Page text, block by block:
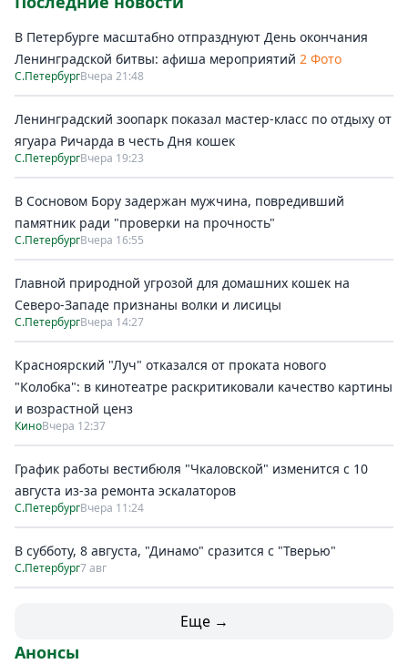
В Петербурге масштабно отпразднуют День окончания
Ленинградской битвы: афиша мероприятий 2 Фото
С.ПетербургВчера 21:48
Ленинградский зоопарк показал мастер-класс по отдыху от
ягуара Ричарда в честь Дня кошек
С.ПетербургВчера 19:23
В Сосновом Бору задержан мужчина, повредивший
памятник ради "проверки на прочность"
С.ПетербургВчера 16:55
Главной природной угрозой для домашних кошек на
Северо-Западе признаны волки и лисицы
С.ПетербургВчера 14:27
Красноярский "Луч" отказался от проката нового
"Колобка": в кинотеатре раскритиковали качество картины
и возрастной ценз
КиноВчера 12:37
График работы вестибюля "Чкаловской" изменится с 10
августа из-за ремонта эскалаторов
С.ПетербургВчера 11:24
В субботу, 8 августа, "Динамо" сразится с "Тверью"
С.Петербург7 авг
Еще →
Анонсы